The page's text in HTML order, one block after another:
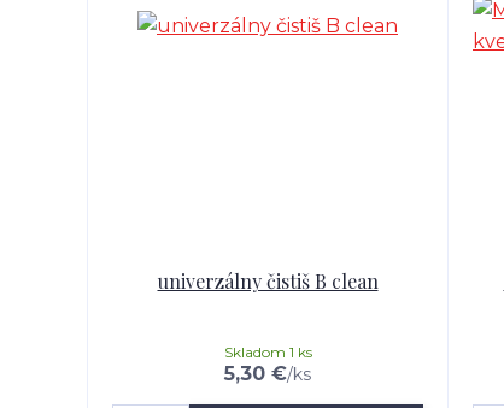
univerzálny čistiš B clean
5,30 €/ks
Skladom 1 ks